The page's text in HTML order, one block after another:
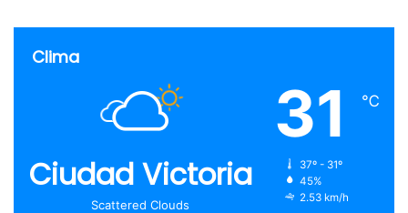
Clima
Ciudad Victoria
Scattered Clouds
31 ℃
37º - 31º
45%
2.53 km/h